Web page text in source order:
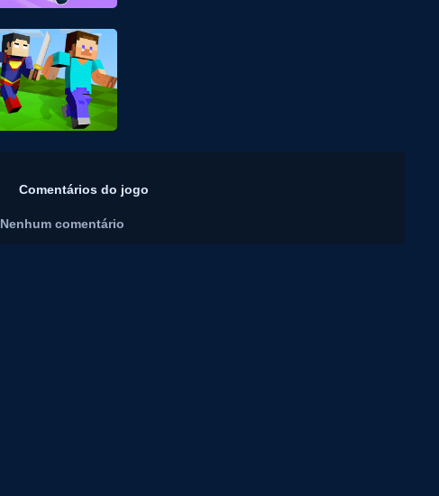
Comentários do jogo
Nenhum comentário